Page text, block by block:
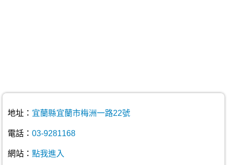
地址： 宜蘭縣宜蘭市梅洲一路22號
電話： 03-9281168
網站： 點我進入